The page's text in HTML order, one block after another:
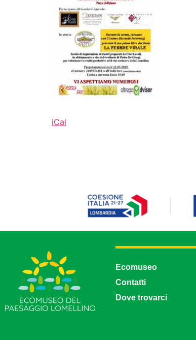
iCal
Ecomuseo
Contatti
Dove trovarci